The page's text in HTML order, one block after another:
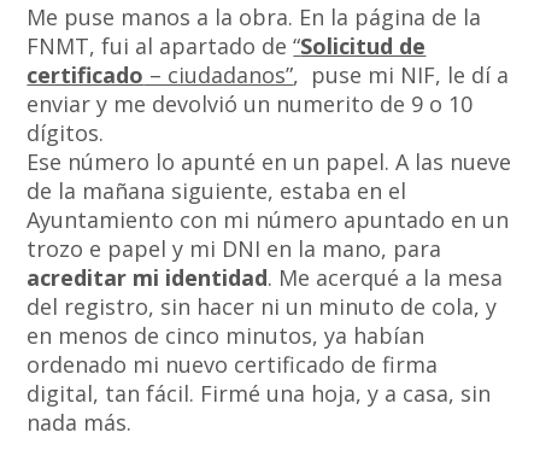
Me puse manos a la obra. En la página de la
FNMT, fui al apartado de“Solicitud de
certificado – ciudadanos”, puse mi NIF, le dí a
enviar y me devolvió un numerito de 9 o 10
dígitos.
Ese número lo apunté en un papel. A las nueve
de la mañana siguiente, estaba en el
Ayuntamiento con mi número apuntado en un
trozo e papel y mi DNI en la mano, para
acreditar mi identidad. Me acerqué a la mesa
del registro, sin hacer ni un minuto de cola, y
en menos de cinco minutos, ya habían
ordenado mi nuevo certificado de firma
digital, tan fácil. Firmé una hoja, y a casa, sin
nada más.